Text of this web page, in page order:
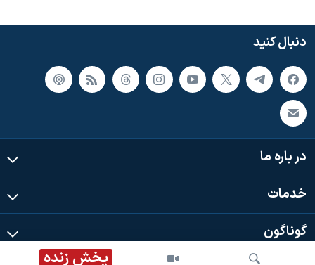
پخش زنده
دنبال کنید
در باره ما
خدمات
گوناگون